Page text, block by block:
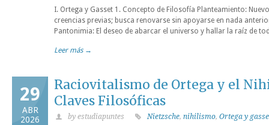
I. Ortega y Gasset 1. Concepto de Filosofía Planteamiento:
creencias previas; busca renovarse sin apoyarse en nada
Pantonimia: El deseo de abarcar el universo y hallar la raíz de
Leer más →
29
ABR
2026
Raciovitalismo de Ortega y el
Claves Filosóficas
by estudiapuntes Nietzsche, nihilismo, Ortega y